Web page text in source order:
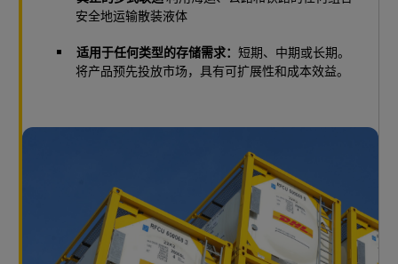
安全地运输散装液体
适用于任何类型的存储需求： 短期、中期或长期。
将产品预先投放市场，具有可扩展性和成本效益。